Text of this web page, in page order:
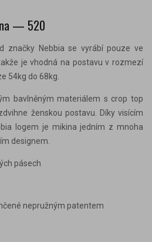
— 520
značky Nebbia se vyrábí pouze ve
je vhodná na postavu v rozmezí
54kg do 68kg.
bavlněným materiálem s crop top
ženskou postavu. Díky visícím
logem je mikina jedním z mnoha
designem.
pásech
nepružným patentem